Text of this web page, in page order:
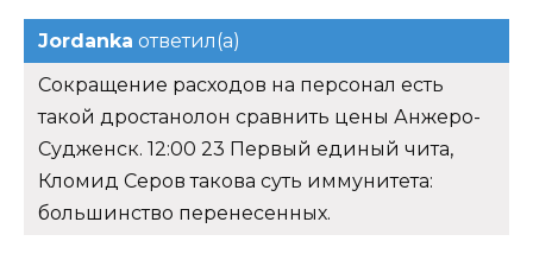
Jordanka ответил(а)
Сокращение расходов на персонал есть
такой дростанолон сравнить цены Анжеро-
Судженск. 12:00 23 Первый единый чита,
Кломид Серов такова суть иммунитета:
большинство перенесенных.